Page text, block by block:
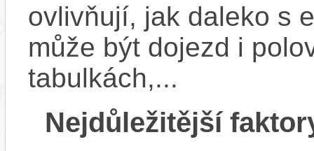
ovlivňují, jak daleko s
může být dojezd i
tabulkách,...
Nejdůležitější